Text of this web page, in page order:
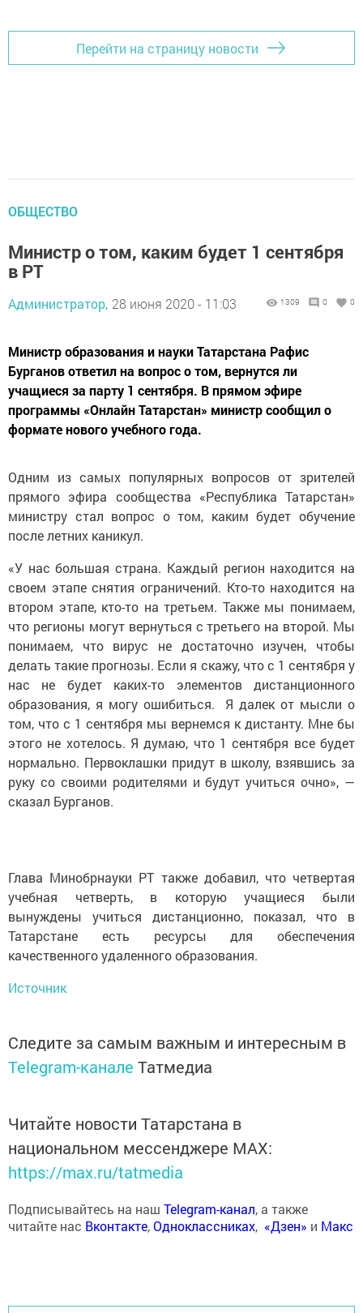
Перейти на страницу новости
ОБЩЕСТВО
Министр о том, каким будет 1 сентября
в РТ
Администратор, 28 июня 2020 - 11:03 1309 0 0
Министр образования и науки Татарстана Рафис
Бурганов ответил на вопрос о том, вернутся ли
учащиеся за парту 1 сентября. В прямом эфире
программы «Онлайн Татарстан» министр сообщил о
формате нового учебного года.
Одним из самых популярных вопросов от зрителей
прямого эфира сообщества «Республика Татарстан»
министру стал вопрос о том, каким будет обучение
после летних каникул.
«У нас большая страна. Каждый регион находится на
своем этапе снятия ограничений. Кто-то находится на
втором этапе, кто-то на третьем. Также мы понимаем,
что регионы могут вернуться с третьего на второй. Мы
понимаем, что вирус не достаточно изучен, чтобы
делать такие прогнозы. Если я скажу, что с 1 сентября у
нас не будет каких-то элементов дистанционного
образования, я могу ошибиться. Я далек от мысли о
том, что с 1 сентября мы вернемся к дистанту. Мне бы
этого не хотелось. Я думаю, что 1 сентября все будет
нормально. Первоклашки придут в школу, взявшись за
руку со своими родителями и будут учиться очно», —
сказал Бурганов.
Глава Минобрнауки РТ также добавил, что четвертая
учебная четверть, в которую учащиеся были
вынуждены учиться дистанционно, показал, что в
Татарстане есть ресурсы для обеспечения
качественного удаленного образования.
Источник
Следите за самым важным и интересным в
Telegram-канале Татмедиа
Читайте новости Татарстана в
национальном мессенджере MАХ:
https://max.ru/tatmedia
Подписывайтесь на наш Telegram-канал, а также
читайте нас Вконтакте,Одноклассниках, «Дзен» и Макс